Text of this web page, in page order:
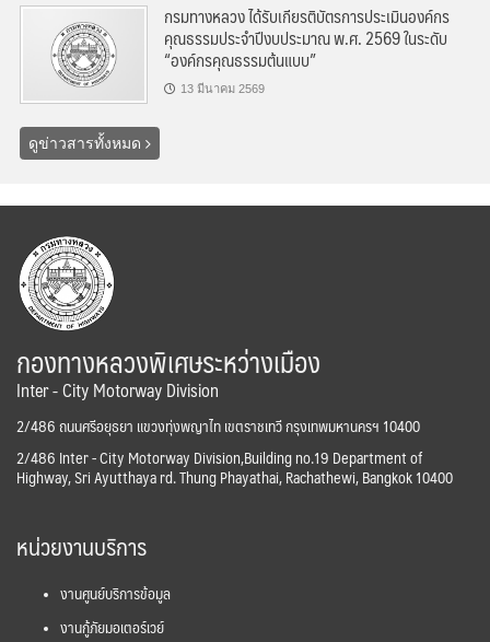
กรมทางหลวง ได้รับเกียรติบัตรการประเมินองค์กร
คุณธรรมประจำปีงบประมาณ พ.ศ. 2569 ในระดับ
“องค์กรคุณธรรมต้นแบบ”
13 มีนาคม 2569
ดูข่าวสารทั้งหมด
กองทางหลวงพิเศษระหว่างเมือง
Inter - City Motorway Division
2/486 ถนนศรีอยุธยา แขวงทุ่งพญาไท เขตราชเทวี กรุงเทพมหานครฯ 10400
2/486 Inter - City Motorway Division,Building no.19 Department of
Highway, Sri Ayutthaya rd. Thung Phayathai, Rachathewi, Bangkok 10400
หน่วยงานบริการ
งานศูนย์บริการข้อมูล
งานกู้ภัยมอเตอร์เวย์